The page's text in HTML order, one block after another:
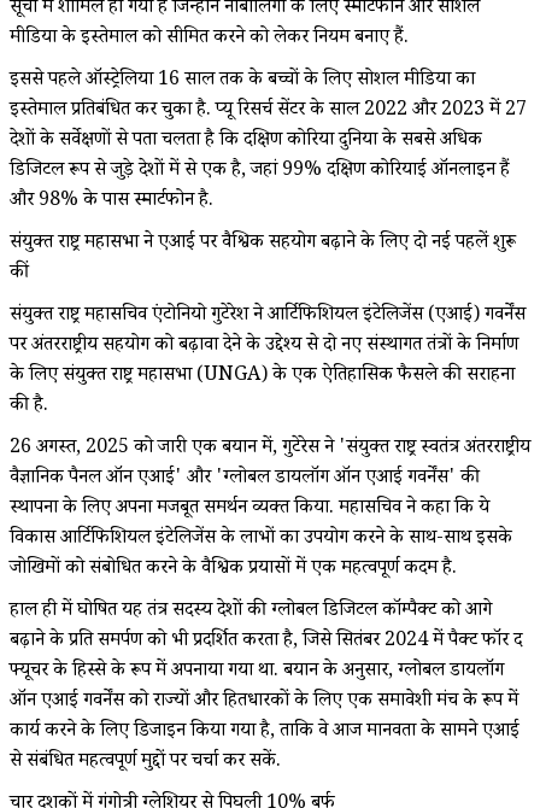
सूची में शामिल हो गया है जिन्होंने नाबालिगों के लिए स्मार्टफोन और सोशल
मीडिया के इस्तेमाल को सीमित करने को लेकर नियम बनाए हैं.
इससे पहले ऑस्ट्रेलिया 16 साल तक के बच्चों के लिए सोशल मीडिया का
इस्तेमाल प्रतिबंधित कर चुका है. प्यू रिसर्च सेंटर के साल 2022 और 2023 में 27
देशों के सर्वेक्षणों से पता चलता है कि दक्षिण कोरिया दुनिया के सबसे अधिक
डिजिटल रूप से जुड़े देशों में से एक है, जहां 99% दक्षिण कोरियाई ऑनलाइन हैं
और 98% के पास स्मार्टफोन है.
संयुक्त राष्ट्र महासभा ने एआई पर वैश्विक सहयोग बढ़ाने के लिए दो नई पहलें शुरू
कीं
संयुक्त राष्ट्र महासचिव एंटोनियो गुटेरेश ने आर्टिफिशियल इंटेलिजेंस (एआई) गवर्नेंस
पर अंतरराष्ट्रीय सहयोग को बढ़ावा देने के उद्देश्य से दो नए संस्थागत तंत्रों के निर्माण
के लिए संयुक्त राष्ट्र महासभा (UNGA) के एक ऐतिहासिक फैसले की सराहना
की है.
26 अगस्त, 2025 को जारी एक बयान में, गुटेरेस ने 'संयुक्त राष्ट्र स्वतंत्र अंतरराष्ट्रीय
वैज्ञानिक पैनल ऑन एआई' और 'ग्लोबल डायलॉग ऑन एआई गवर्नेंस' की
स्थापना के लिए अपना मजबूत समर्थन व्यक्त किया. महासचिव ने कहा कि ये
विकास आर्टिफिशियल इंटेलिजेंस के लाभों का उपयोग करने के साथ-साथ इसके
जोखिमों को संबोधित करने के वैश्विक प्रयासों में एक महत्वपूर्ण कदम है.
हाल ही में घोषित यह तंत्र सदस्य देशों की ग्लोबल डिजिटल कॉम्पैक्ट को आगे
बढ़ाने के प्रति समर्पण को भी प्रदर्शित करता है, जिसे सितंबर 2024 में पैक्ट फॉर द
फ्यूचर के हिस्से के रूप में अपनाया गया था. बयान के अनुसार, ग्लोबल डायलॉग
ऑन एआई गवर्नेंस को राज्यों और हितधारकों के लिए एक समावेशी मंच के रूप में
कार्य करने के लिए डिजाइन किया गया है, ताकि वे आज मानवता के सामने एआई
से संबंधित महत्वपूर्ण मुद्दों पर चर्चा कर सकें.